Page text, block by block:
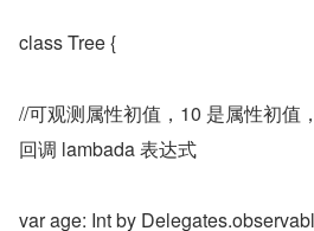
class Tree {
//可观测属性初值，10 是属性初值
回调 lambada 表达式
var age: Int by